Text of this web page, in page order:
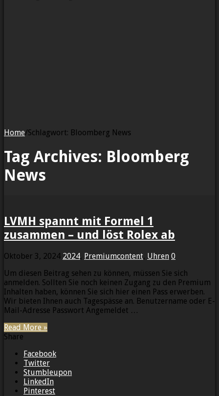
Home/Schlagwort: Bloomberg News
Tag Archives: Bloomberg
News
LVMH spannt mit Formel 1
zusammen – und löst Rolex ab
Oktober 3, 2024 2024, Premiumcontent, Uhren 0
Um diesen Beitrag sehen zu können, müssen Sie sich
anmelden. Sollten Sie noch keinen Zugang zu den Premium
Inhalten haben, können Sie sich hier einen Pass erwerben.
Wir bieten Ihnen auch Tagespässe an. Benutzername oder E-
Mail-Adresse Passwort Angemeldet …
Read More »
Share
Facebook
Twitter
Stumbleupon
LinkedIn
Pinterest